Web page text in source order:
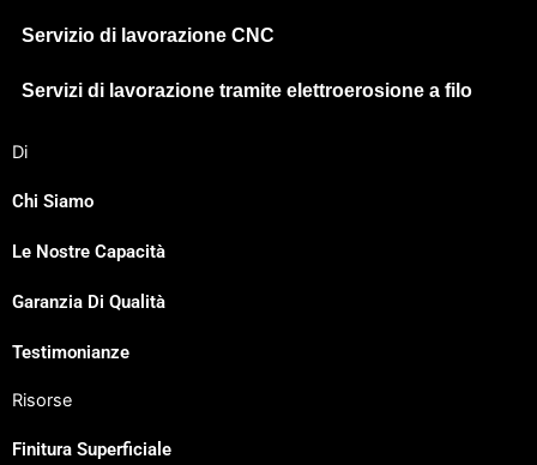
Servizio di lavorazione CNC
Servizi di lavorazione tramite elettroerosione a filo
Di
Chi Siamo
Le Nostre Capacità
Garanzia Di Qualità
Testimonianze
Risorse
Finitura Superficiale